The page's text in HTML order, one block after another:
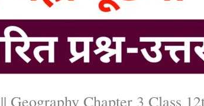
Geography Chapter 3 Class